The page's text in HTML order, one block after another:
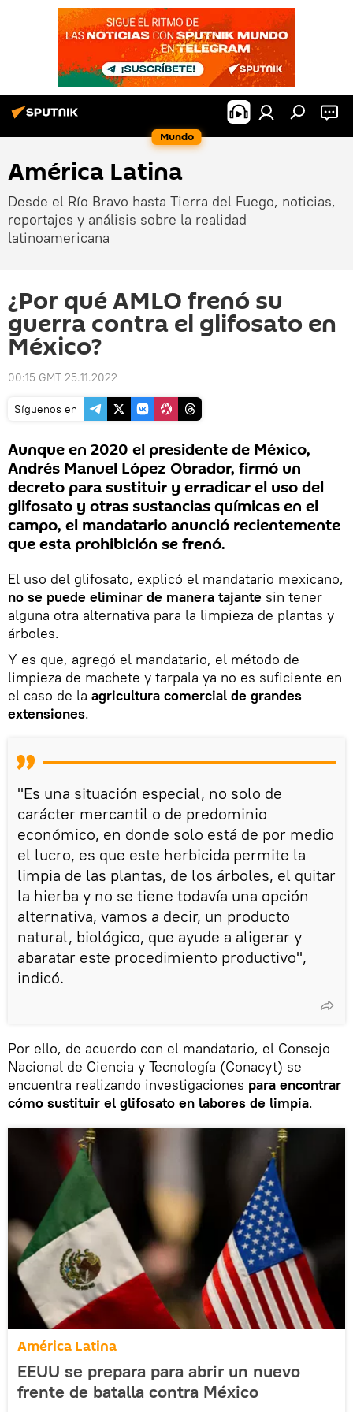
Mundo
América Latina
Desde el Río Bravo hasta Tierra del Fuego, noticias,
reportajes y análisis sobre la realidad
latinoamericana
¿Por qué AMLO frenó su
guerra contra el glifosato en
México?
00:15 GMT 25.11.2022
Síguenos en
Aunque en 2020 el presidente de México,
Andrés Manuel López Obrador, firmó un
decreto para sustituir y erradicar el uso del
glifosato y otras sustancias químicas en el
campo, el mandatario anunció recientemente
que esta prohibición se frenó.
El uso del glifosato, explicó el mandatario mexicano,
no se puede eliminar de manera tajante sin tener
alguna otra alternativa para la limpieza de plantas y
árboles.
Y es que, agregó el mandatario, el método de
limpieza de machete y tarpala ya no es suficiente en
el caso de la agricultura comercial de grandes
extensiones.
"Es una situación especial, no solo de
carácter mercantil o de predominio
económico, en donde solo está de por medio
el lucro, es que este herbicida permite la
limpia de las plantas, de los árboles, el quitar
la hierba y no se tiene todavía una opción
alternativa, vamos a decir, un producto
natural, biológico, que ayude a aligerar y
abaratar este procedimiento productivo",
indicó.
Por ello, de acuerdo con el mandatario, el Consejo
Nacional de Ciencia y Tecnología (Conacyt) se
encuentra realizando investigaciones para encontrar
cómo sustituir el glifosato en labores de limpia.
América Latina
EEUU se prepara para abrir un nuevo
frente de batalla contra México